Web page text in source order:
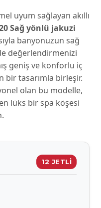
uyum sağlayan akıllı
Sağ yönlü jakuzi
banyonuzun sağ
değerlendirmenizi
geniş ve konforlu iç
bir tasarımla birleşir.
olan bu modelle,
lüks bir spa köşesi
12 JETLİ